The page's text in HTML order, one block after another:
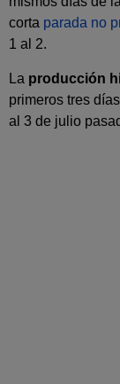
corta parada no
1 al 2.
La producción
primeros tres
al 3 de julio